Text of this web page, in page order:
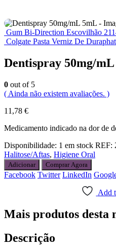
Gum Bi-Direction Escovilhão
Colgate Pasta Verniz De
Dentispray 50mg/
0 out of 5
( Ainda não existem avaliações. )
11,78 €
Medicamento indicado na dor de
Disponibilidade: 1 em stock REF:
Halitose/Aftas, Higiene Oral
Adicionar Comprar Agora
Facebook Twitter LinkedIn
Add
Mais produtos desta
Descrição